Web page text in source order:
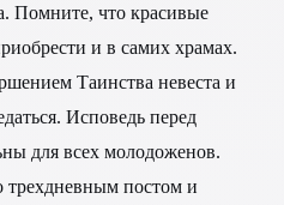
Помните, что красивые
и в самих храмах.
Таинства невеста и
Исповедь перед
для всех молодоженов.
трехдневным постом и